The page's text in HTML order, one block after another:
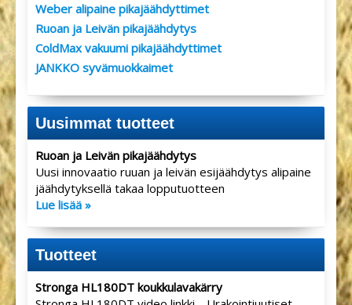
Weber alipaine pikajäähdyttimet
Ruoan ja Leivän pikajäähdytys
ColdMax vakuumi pikajäähdyttimet
JANKKO syvämuokkaimet
Uusimmat tuotteet
Ruoan ja Leivän pikajäähdytys
Uusi innovaatio ruuan ja leivän esijäähdytys alipaine
jäähdytyksellä takaa lopputuotteen
Lue lisää »
Tuotteet
Stronga HL180DT koukkulavakärry